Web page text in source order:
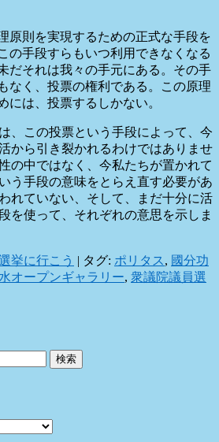
原則を実現するための正式な手段を
の手段すらもいつ利用できなくなる
だそれは我々の手元にある。その手
なく、投票の権利である。この原理
には、投票するしかない。
、この投票という手段によって、今
から引き裂かれるわけではありませ
の中ではなく、今私たちが置かれて
う手段の意味をとらえ直す必要があ
れていない、そして、まだ十分に活
を使って、それぞれの意思を示しま
挙に行こう | タグ: ポリタス , 國分功
オープンギャラリー, 衆議院議員選